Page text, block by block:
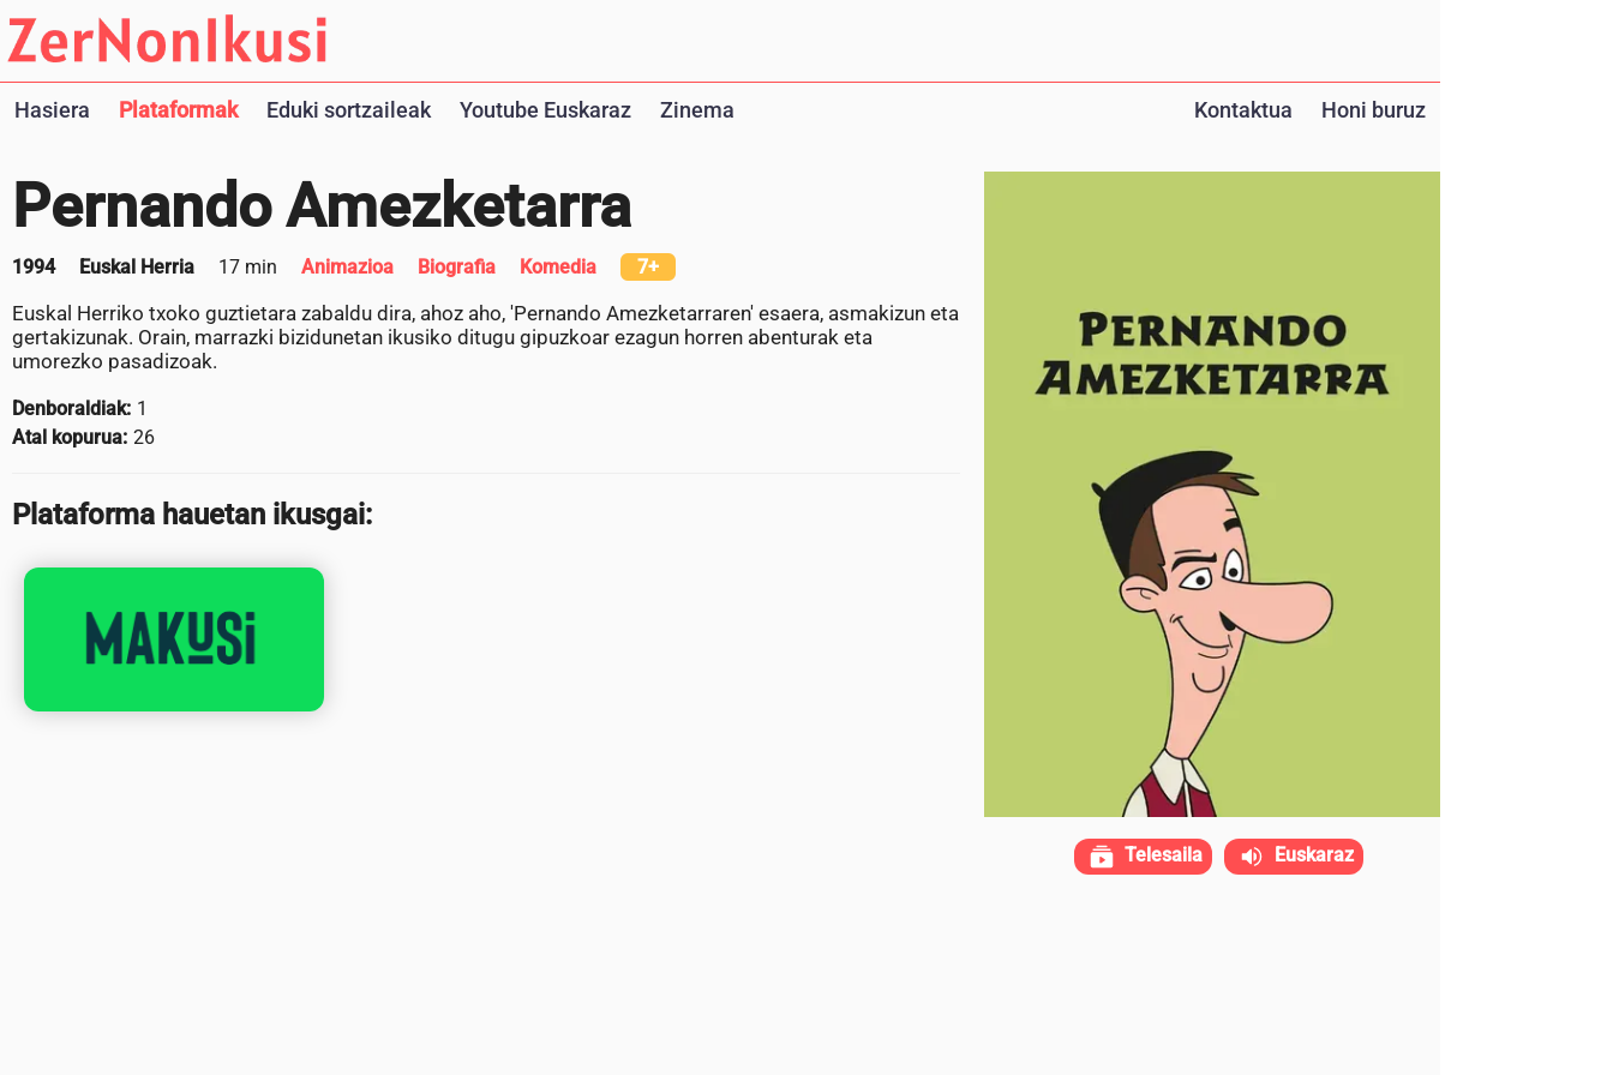
Hasiera Plataformak Eduki sortzaileak Youtube Euskaraz Zinema Kontaktua Honi buruz
Pernando Amezketarra
1994 Euskal Herria 17 min Animazioa Biografia Komedia 7+
Euskal Herriko txoko guztietara zabaldu dira, ahoz aho, 'Pernando Amezketarraren' esaera, asmakizun eta
gertakizunak. Orain, marrazki bizidunetan ikusiko ditugu gipuzkoar ezagun horren abenturak eta
umorezko pasadizoak.
Denboraldiak: 1
Atal kopurua: 26
Plataforma hauetan ikusgai:
Telesaila Euskaraz